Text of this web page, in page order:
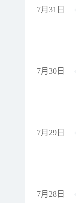
7月31日
7月30日
7月29日
7月28日